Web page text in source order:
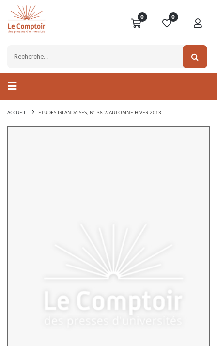
0 0
ACCUEIL ETUDES IRLANDAISES, N° 38-2/AUTOMNE-HIVER 2013